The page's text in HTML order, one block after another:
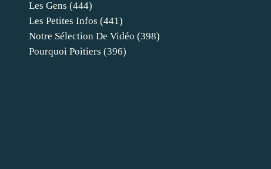
Les Gens (444)
Les Petites Infos (441)
Notre Sélection De Vidéo (398)
Pourquoi Poitiers (396)